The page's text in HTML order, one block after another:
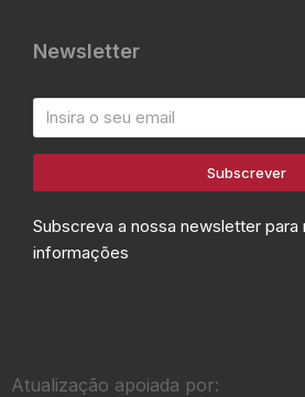
Newsletter
Subscrever
Subscreva a nossa newsletter para
informações
Atualização apoiada por: